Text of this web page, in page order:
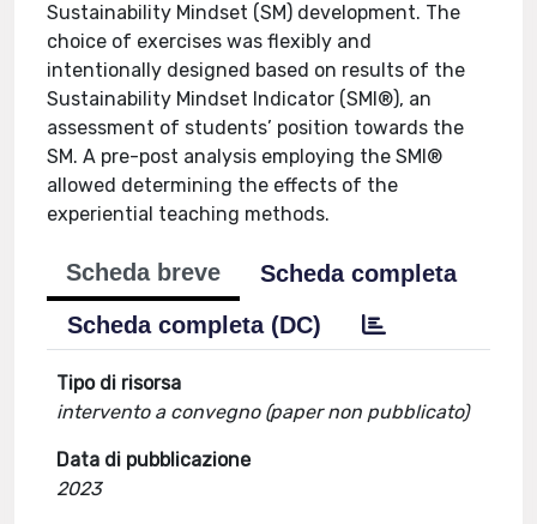
Sustainability Mindset (SM) development. The
choice of exercises was flexibly and
intentionally designed based on results of the
Sustainability Mindset Indicator (SMI®), an
assessment of students’ position towards the
SM. A pre-post analysis employing the SMI®
allowed determining the effects of the
experiential teaching methods.
Scheda breve
Scheda completa
Scheda completa (DC)
Tipo di risorsa
intervento a convegno (paper non pubblicato)
Data di pubblicazione
2023